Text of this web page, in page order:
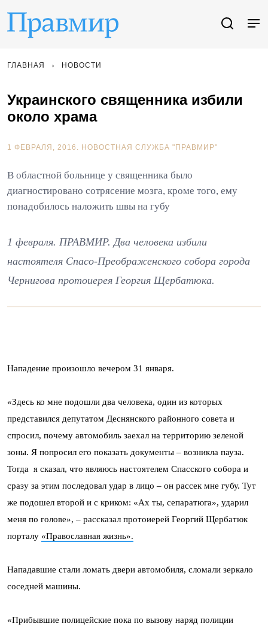
ГЛАВНАЯ НОВОСТИ
Украинского священника избили
около храма
1 ФЕВРАЛЯ, 2016. НОВОСТНАЯ СЛУЖБА "ПРАВМИР"
В областной больнице у священника было
диагностировано сотрясение мозга, кроме того, ему
понадобилось наложить швы на губу
1 февраля. ПРАВМИР. Два человека избили
настоятеля Спасо-Преображенского собора города
Чернигова протоиерея Георгия Щербатюка.
Нападение произошло вечером 31 января.
«Здесь ко мне подошли два человека, один из которых
представился депутатом Деснянского районного совета и
спросил, почему автомобиль заехал на территорию зеленой
зоны. Я попросил его показать документы – возникла пауза.
Тогда я сказал, что являюсь настоятелем Спасского собора и
сразу за этим последовал удар в лицо – он рассек мне губу. Тут
же подошел второй и с криком: «Ах ты, сепаратюга», ударил
меня по голове», – рассказал протоиерей Георгий Щербатюк
порталу «Православная жизнь».
Нападавшие стали ломать двери автомобиля, сломали зеркало
соседней машины.
«Прибывшие полицейские пока по вызову наряд полиции